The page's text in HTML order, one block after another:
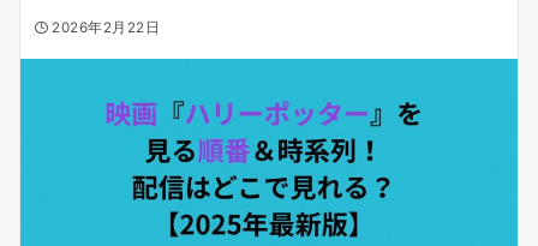
2026年2月22日